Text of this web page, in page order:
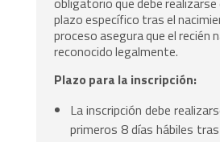
plazo específico tras el
proceso asegura que el recién
reconocido legalmente.
Plazo para la inscripción:
La inscripción debe
primeros 8 días hábiles